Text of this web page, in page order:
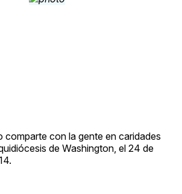
comparte con la gente en caridades
de Washington, el 24 de